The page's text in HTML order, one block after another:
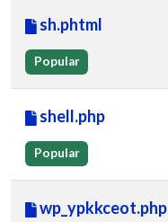
sh.phtml
Popular
shell.php
Popular
wp_ypkkceot.php